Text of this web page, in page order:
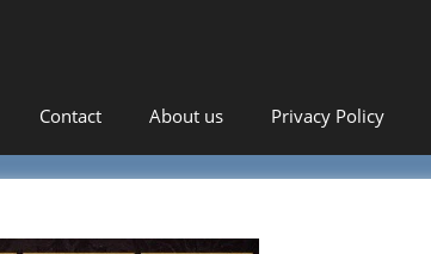
Contact About us Privacy Policy